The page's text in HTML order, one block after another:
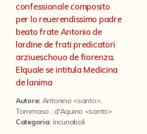
Humanities
confessionale composito
per lo reuerendissimo padre
beato frate Antonio de
lordine de frati predicatori
arziueschouo de fiorenza.
Elquale se intitula Medicina
de lanima
Autore: Antonino <santo>
Tommaso : d'Aquino <santo>
Categoria: Incunaboli